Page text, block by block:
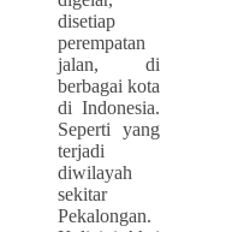
disetiap
perempatan
jalan, di
berbagai kota
di Indonesia.
Seperti yang
terjadi
diwilayah
sekitar
Pekalongan.